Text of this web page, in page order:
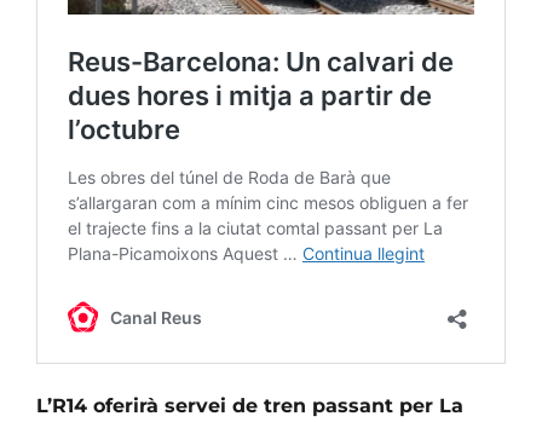
L’R14 oferirà servei de tren passant per La